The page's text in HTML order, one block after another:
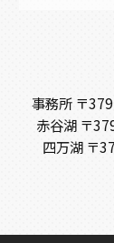
事務所 〒
赤谷湖 〒
四万湖 〒